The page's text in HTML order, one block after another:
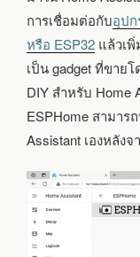
การเชื่อมต่อกับอุป
หรือ ESP32 แล้วเ
เป็น gadget ที่ขาย
DIY สำหรับ Home
ESPHome สามาร
Assistant เองหลัง